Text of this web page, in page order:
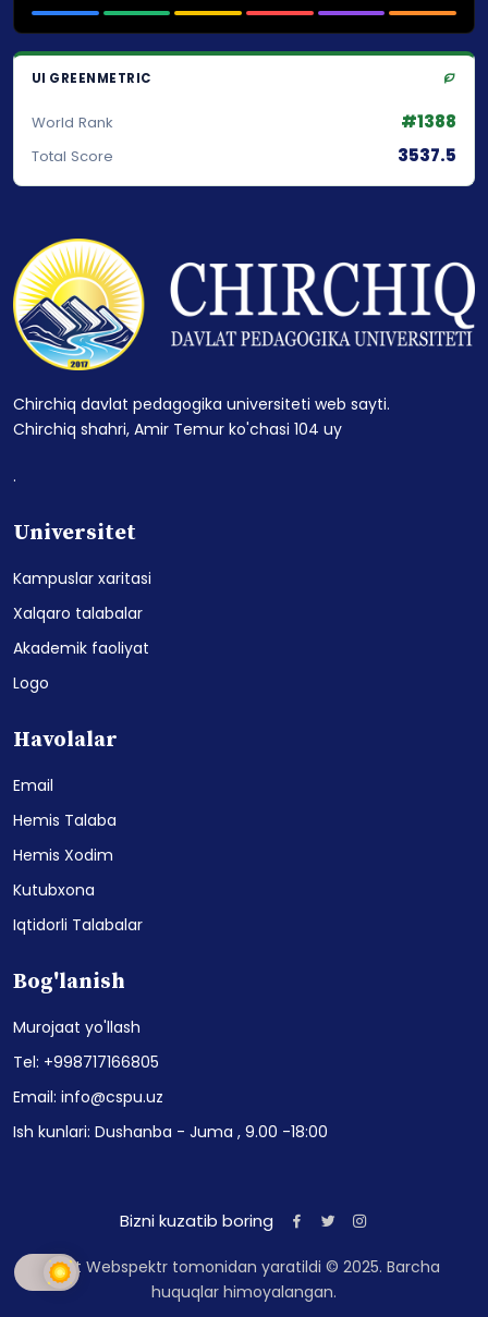
UI GREENMETRIC
World Rank #1388
Total Score 3537.5
Chirchiq davlat pedagogika universiteti web sayti.
Chirchiq shahri, Amir Temur ko'chasi 104 uy
.
Universitet
Kampuslar xaritasi
Xalqaro talabalar
Akademik faoliyat
Logo
Havolalar
Email
Hemis Talaba
Hemis Xodim
Kutubxona
Iqtidorli Talabalar
Bog'lanish
Murojaat yo'llash
Tel: +998717166805
Email: info@cspu.uz
Ish kunlari: Dushanba - Juma , 9.00 -18:00
Bizni kuzatib boring
Sayt Webspektr tomonidan yaratildi © 2025. Barcha
huquqlar himoyalangan.